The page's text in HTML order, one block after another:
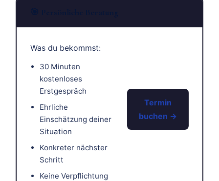
Was du bekommst:
30 Minuten
kostenloses
Erstgespräch
Ehrliche
Einschätzung deiner
Situation
Konkreter nächster
Schritt
Keine Verpflichtung
Termin
buchen →